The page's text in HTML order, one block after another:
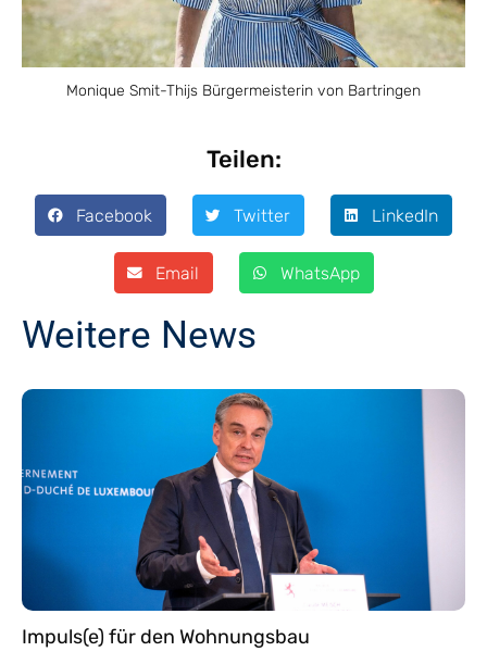
Monique Smit-Thijs Bürgermeisterin von Bartringen
Teilen:
Facebook Twitter LinkedIn
Email WhatsApp
Weitere News
Impuls(e) für den Wohnungsbau